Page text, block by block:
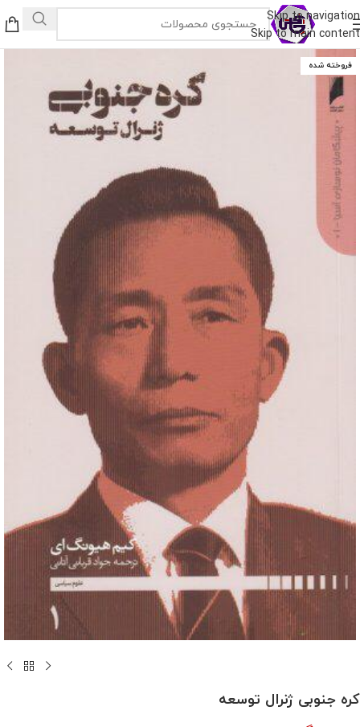
Skip to navigation
Skip to main content
فروخته شده
کره جنوبی ژنرال توسعه